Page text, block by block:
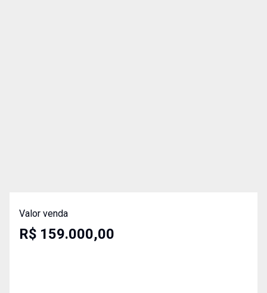
Valor venda
R$ 159.000,00